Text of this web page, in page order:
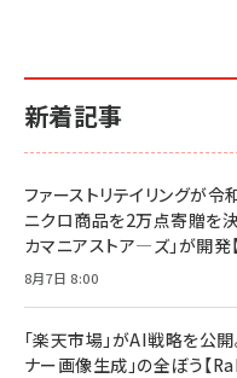
新着記事
ファーストリテイリングが
ニクロ商品を2万点寄贈を
カマニアストア―ズ」が開発
8月7日 8:00
「楽天市場」がAI戦略を公開
ナー画像生成」の全ぼう【